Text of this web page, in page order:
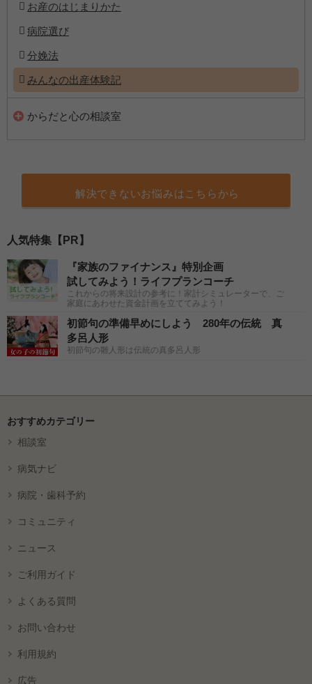
お産のはじまりかた
病院選び
分娩法
みんなの出産体験記
からだと心の相談室
解決できないお悩みはこちらから
人気特集【PR】
『家族のファイナンス』特別企画
試してみよう！ライフプランコーチ
これからの将来設計の参考に！家計シミュレーターで、ご
家庭にあわせた資金計画を立ててみよう！
初節句の準備早めにしよう 280年の伝統 真
多呂人形
初節句の雛人形は伝統の真多呂人形
おすすめカテゴリー
相談室
病気ナビ
病院・歯科予約
コミュニティ
ニュース
ご利用ガイド
よくある質問
お問い合わせ
利用規約
広告